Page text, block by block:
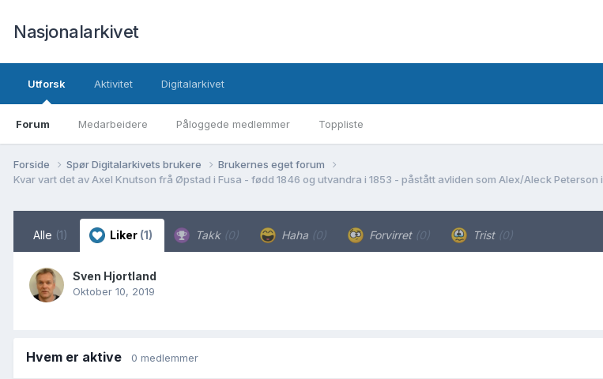
Nasjonalarkivet
Utforsk
Forum Medarbeidere Påloggede medlemmer Toppliste
Aktivitet Digitalarkivet
Forside Spør Digitalarkivets brukere
Brukernes eget forum
Kvar vart det av Axel Knutson frå Øpstad i Fusa - fødd 1846 og utvandra i 1853 - påstått avliden som Alex/Aleck
Alle (1) Liker (1) Takk (0) Haha (0) Forvirret (0) Trist (0)
Sven Hjortland
Oktober 10, 2019
Hvem er aktive 0 medlemmer